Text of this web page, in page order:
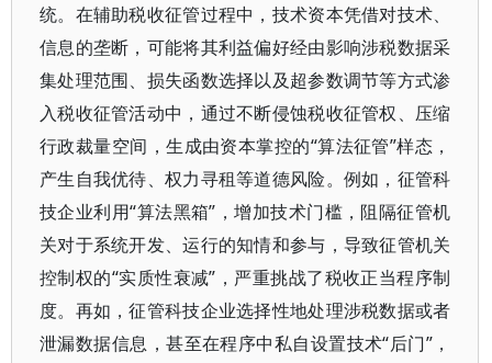
统。在辅助税收征管过程中，技术资本凭借对技术、
信息的垄断，可能将其利益偏好经由影响涉税数据采
集处理范围、损失函数选择以及超参数调节等方式渗
入税收征管活动中，通过不断侵蚀税收征管权、压缩
行政裁量空间，生成由资本掌控的“算法征管”样态，
产生自我优待、权力寻租等道德风险。例如，征管科
技企业利用“算法黑箱”，增加技术门槛，阻隔征管机
关对于系统开发、运行的知情和参与，导致征管机关
控制权的“实质性衰减”，严重挑战了税收正当程序制
度。再如，征管科技企业选择性地处理涉税数据或者
泄漏数据信息，甚至在程序中私自设置技术“后门”，